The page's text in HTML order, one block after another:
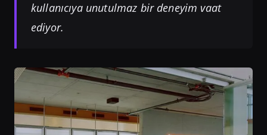
kullanıcıya unutulmaz bir deneyim vaat
ediyor.